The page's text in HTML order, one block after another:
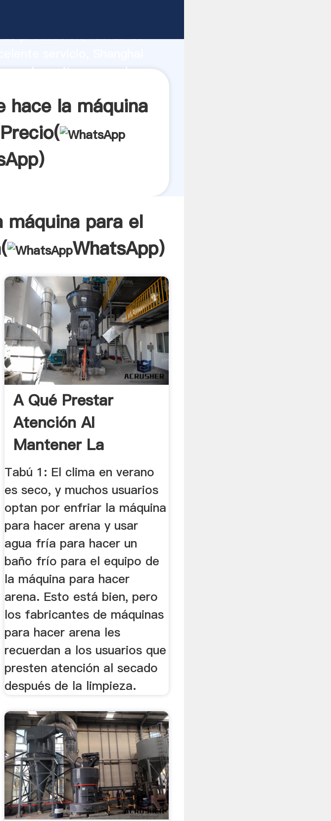
producción, fuerza de
el granito proveedor
hace la máquina
)
máquina para el
WhatsApp)
A Qué Prestar
Atención Al
Mantener La
Máquina Para Hacer
...
Tabú 1: El clima en verano
es seco, y muchos usuarios
optan por enfriar la máquina
para hacer arena y usar
agua fría para hacer un
baño frío para el equipo de
la máquina para hacer
arena. Esto está bien, pero
los fabricantes de máquinas
para hacer arena les
recuerdan a los usuarios que
presten atención al secado
después de la limpieza.